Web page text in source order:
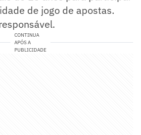
de jogo de apostas.
CONTINUA
APÓS A
PUBLICIDADE